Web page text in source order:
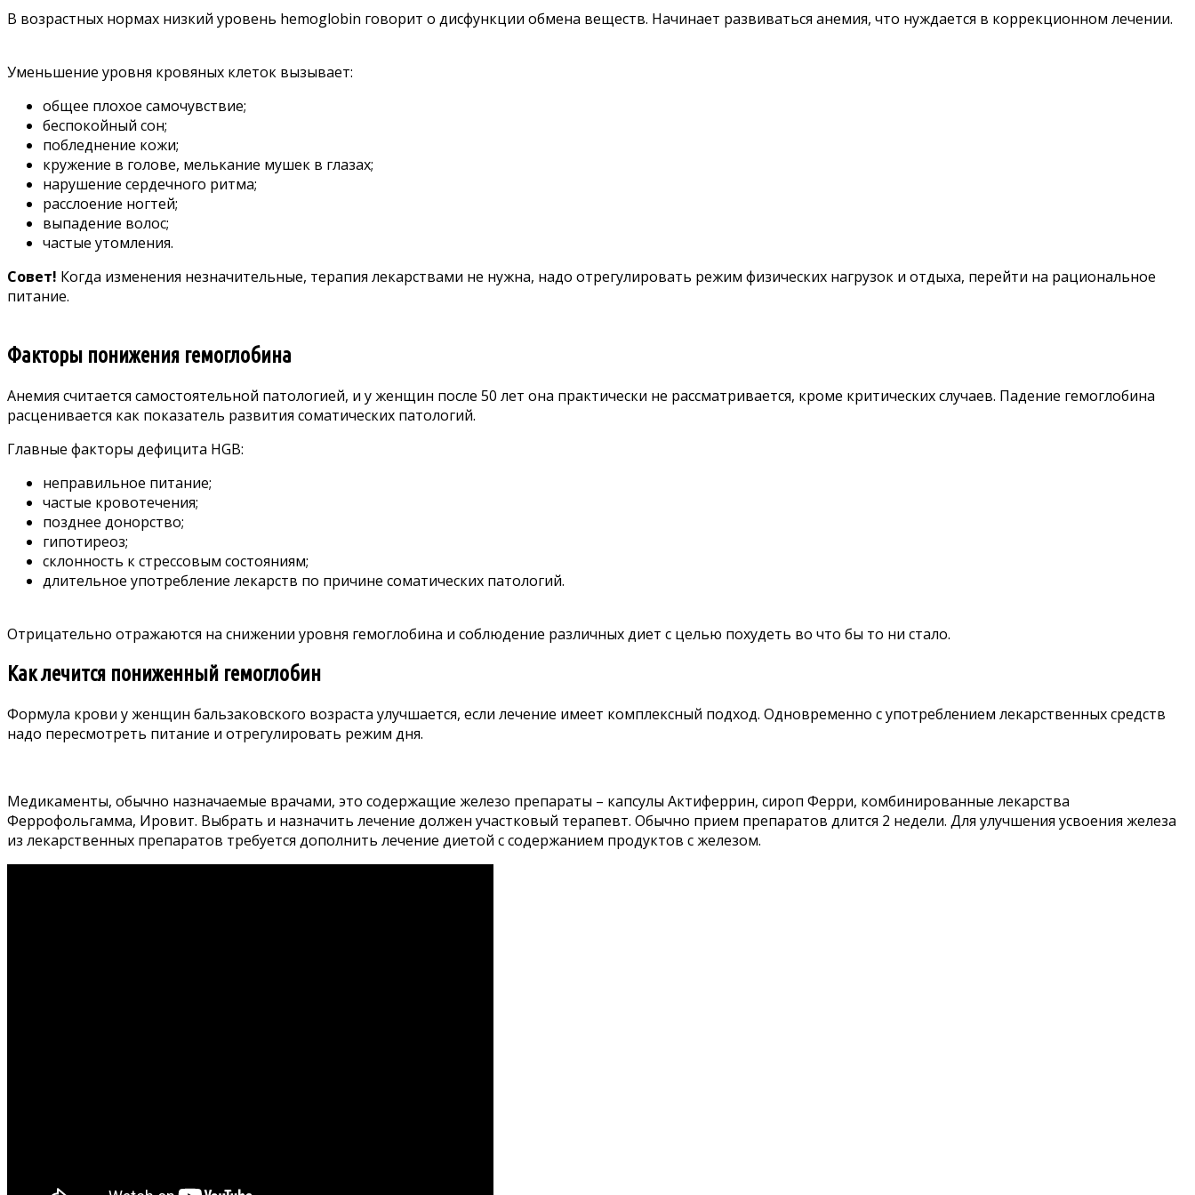
В возрастных нормах низкий уровень hemoglobin говорит о дисфункции обмена веществ. Начинает развиваться анемия, что нуждается в коррекционном лечении.
Уменьшение уровня кровяных клеток вызывает:
общее плохое самочувствие;
беспокойный сон;
побледнение кожи;
кружение в голове, мелькание мушек в глазах;
нарушение сердечного ритма;
расслоение ногтей;
выпадение волос;
частые утомления.
Совет! Когда изменения незначительные, терапия лекарствами не нужна, надо отрегулировать режим физических нагрузок и отдыха, перейти на рациональное
питание.
Факторы понижения гемоглобина
Анемия считается самостоятельной патологией, и у женщин после 50 лет она практически не рассматривается, кроме критических случаев. Падение гемоглобина
расценивается как показатель развития соматических патологий.
Главные факторы дефицита HGB:
неправильное питание;
частые кровотечения;
позднее донорство;
гипотиреоз;
склонность к стрессовым состояниям;
длительное употребление лекарств по причине соматических патологий.
Отрицательно отражаются на снижении уровня гемоглобина и соблюдение различных диет с целью похудеть во что бы то ни стало.
Как лечится пониженный гемоглобин
Формула крови у женщин бальзаковского возраста улучшается, если лечение имеет комплексный подход. Одновременно с употреблением лекарственных средств
надо пересмотреть питание и отрегулировать режим дня.
Медикаменты, обычно назначаемые врачами, это содержащие железо препараты – капсулы Актиферрин, сироп Ферри, комбинированные лекарства
Феррофольгамма, Ировит. Выбрать и назначить лечение должен участковый терапевт. Обычно прием препаратов длится 2 недели. Для улучшения усвоения железа
из лекарственных препаратов требуется дополнить лечение диетой с содержанием продуктов с железом.